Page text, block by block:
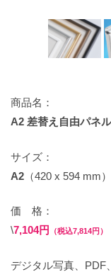
商品名：
A2 差替え自由パネ
サイズ：
A2 （420 x 594 mm）
価 格：
\7,104円 （税込7,814円）
デジタル写真、PDF